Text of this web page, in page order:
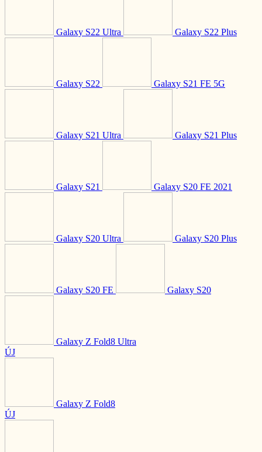
Galaxy S22 Ultra Galaxy S22 Plus
Galaxy S22 Galaxy S21 FE 5G
Galaxy S21 Ultra Galaxy S21 Plus
Galaxy S21 Galaxy S20 FE 2021
Galaxy S20 Ultra Galaxy S20 Plus
Galaxy S20 FE Galaxy S20
Galaxy Z Fold8 Ultra
ÚJ
Galaxy Z Fold8
ÚJ